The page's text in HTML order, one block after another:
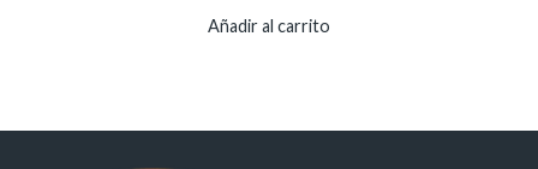
Añadir al carrito